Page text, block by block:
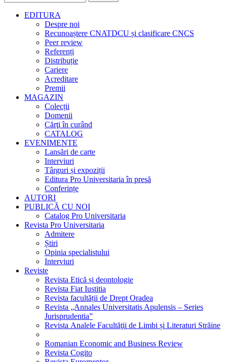
EDITURA
Despre noi
Recunoaștere CNATDCU și clasificare CNCS
Peer review
Referenți
Distribuție
Cariere
Acreditare
Premii
MAGAZIN
Colecții
Domenii
Cărţi în curând
CATALOG
EVENIMENTE
Lansări de carte
Interviuri
Târguri și expoziții
Editura Pro Universitaria în presă
Conferințe
AUTORI
PUBLICĂ CU NOI
Catalog Pro Universitaria
Revista Pro Universitaria
Admitere
Știri
Opinia specialistului
Interviuri
Reviste
Revista Etică și deontologie
Revista Fiat Iustitia
Revista facultății de Drept Oradea
Revista „Annales Universitatis Apulensis – Series
Jurisprudentia”
Revista Analele Facultăţii de Limbi și Literaturi Străine
Romanian Economic and Business Review
Revista Cogito